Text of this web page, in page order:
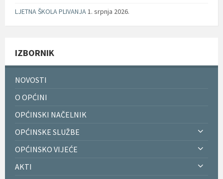
LJETNA ŠKOLA PLIVANJA1. srpnja 2026.
IZBORNIK
NOVOSTI
O OPĆINI
OPĆINSKI NAČELNIK
OPĆINSKE SLUŽBE
OPĆINSKO VIJEĆE
AKTI